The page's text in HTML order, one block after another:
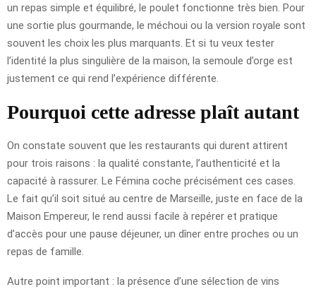
un repas simple et équilibré, le poulet fonctionne très bien. Pour
une sortie plus gourmande, le méchoui ou la version royale sont
souvent les choix les plus marquants. Et si tu veux tester
l’identité la plus singulière de la maison, la semoule d’orge est
justement ce qui rend l’expérience différente.
Pourquoi cette adresse plaît autant
On constate souvent que les restaurants qui durent attirent
pour trois raisons : la qualité constante, l’authenticité et la
capacité à rassurer. Le Fémina coche précisément ces cases.
Le fait qu’il soit situé au centre de Marseille, juste en face de la
Maison Empereur, le rend aussi facile à repérer et pratique
d’accès pour une pause déjeuner, un dîner entre proches ou un
repas de famille.
Autre point important : la présence d’une sélection de vins